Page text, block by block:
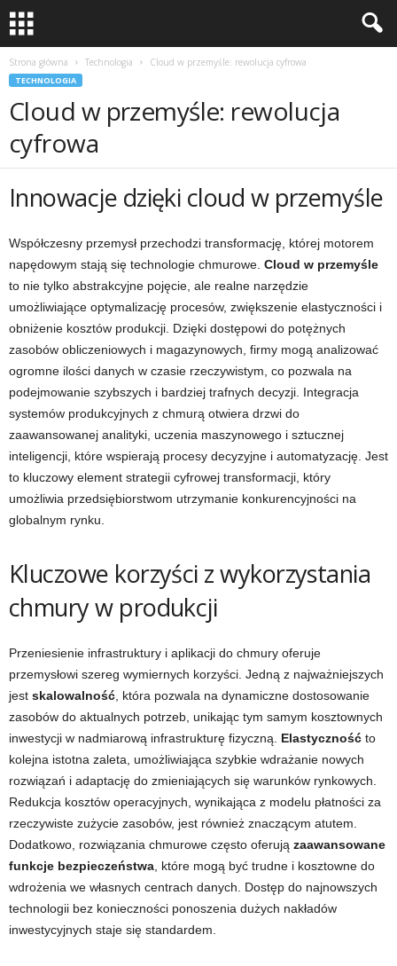
Strona główna Technologia Cloud w przemyśle: rewolucja cyfrowa
TECHNOLOGIA
Cloud w przemyśle: rewolucja
cyfrowa
Innowacje dzięki cloud w przemyśle
Współczesny przemysł przechodzi transformację, której motorem
napędowym stają się technologie chmurowe. Cloud w przemyśle
to nie tylko abstrakcyjne pojęcie, ale realne narzędzie
umożliwiające optymalizację procesów, zwiększenie elastyczności i
obniżenie kosztów produkcji. Dzięki dostępowi do potężnych
zasobów obliczeniowych i magazynowych, firmy mogą analizować
ogromne ilości danych w czasie rzeczywistym, co pozwala na
podejmowanie szybszych i bardziej trafnych decyzji. Integracja
systemów produkcyjnych z chmurą otwiera drzwi do
zaawansowanej analityki, uczenia maszynowego i sztucznej
inteligencji, które wspierają procesy decyzyjne i automatyzację. Jest
to kluczowy element strategii cyfrowej transformacji, który
umożliwia przedsiębiorstwom utrzymanie konkurencyjności na
globalnym rynku.
Kluczowe korzyści z wykorzystania
chmury w produkcji
Przeniesienie infrastruktury i aplikacji do chmury oferuje
przemysłowi szereg wymiernych korzyści. Jedną z najważniejszych
jest skalowalność , która pozwala na dynamiczne dostosowanie
zasobów do aktualnych potrzeb, unikając tym samym kosztownych
inwestycji w nadmiarową infrastrukturę fizyczną. Elastyczność to
kolejna istotna zaleta, umożliwiająca szybkie wdrażanie nowych
rozwiązań i adaptację do zmieniających się warunków rynkowych.
Redukcja kosztów operacyjnych, wynikająca z modelu płatności za
rzeczywiste zużycie zasobów, jest również znaczącym atutem.
Dodatkowo, rozwiązania chmurowe często oferują zaawansowane
funkcje bezpieczeństwa , które mogą być trudne i kosztowne do
wdrożenia we własnych centrach danych. Dostęp do najnowszych
technologii bez konieczności ponoszenia dużych nakładów
inwestycyjnych staje się standardem.